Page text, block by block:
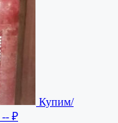
Купим/
-- ₽